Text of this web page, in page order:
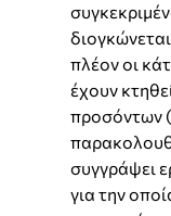
πλέον οι
έχουν
προσόντων
συγγράψει
για την